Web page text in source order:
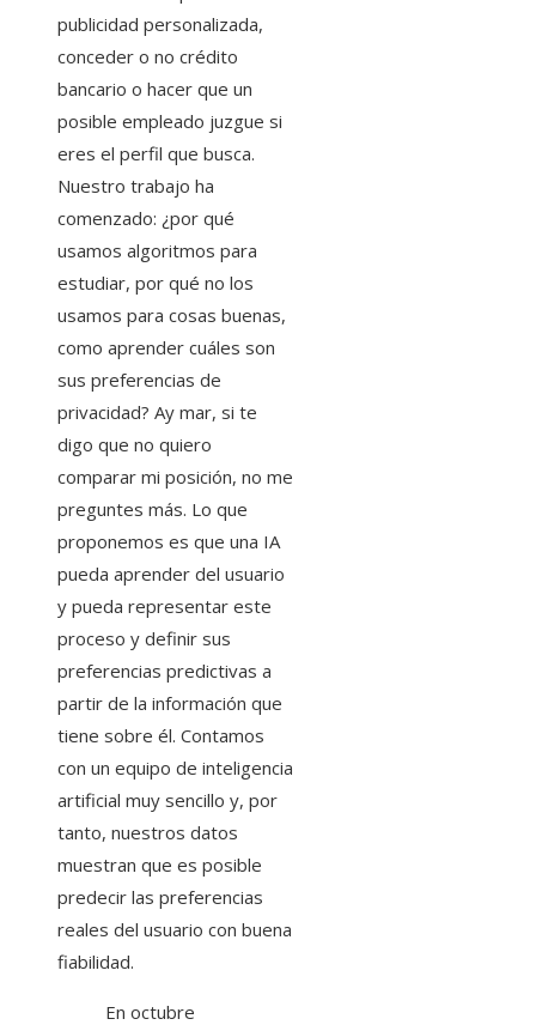
publicidad personalizada,
conceder o no crédito
bancario o hacer que un
posible empleado juzgue si
eres el perfil que busca.
Nuestro trabajo ha
comenzado: ¿por qué
usamos algoritmos para
estudiar, por qué no los
usamos para cosas buenas,
como aprender cuáles son
sus preferencias de
privacidad? Ay mar, si te
digo que no quiero
comparar mi posición, no me
preguntes más. Lo que
proponemos es que una IA
pueda aprender del usuario
y pueda representar este
proceso y definir sus
preferencias predictivas a
partir de la información que
tiene sobre él. Contamos
con un equipo de inteligencia
artificial muy sencillo y, por
tanto, nuestros datos
muestran que es posible
predecir las preferencias
reales del usuario con buena
fiabilidad.
En octubre